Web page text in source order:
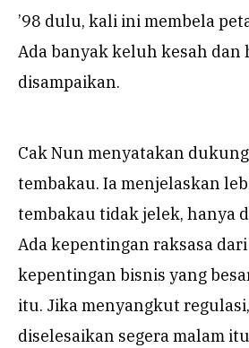
’98 dulu, kali ini membela
Ada banyak keluh kesah dan
disampaikan.
Cak Nun menyatakan
tembakau. Ia menjelaskan
tembakau tidak jelek, hanya
Ada kepentingan raksasa
kepentingan bisnis yang
itu. Jika menyangkut
diselesaikan segera malam